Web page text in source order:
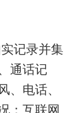
记录并集
通话记
、电话、
；互联网